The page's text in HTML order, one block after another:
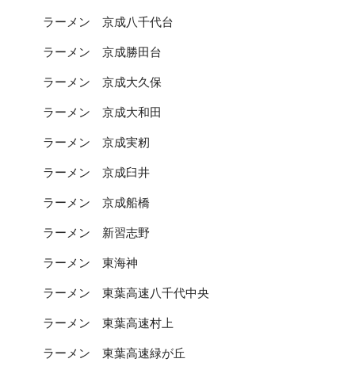
ラーメン 京成八千代台
ラーメン 京成勝田台
ラーメン 京成大久保
ラーメン 京成大和田
ラーメン 京成実籾
ラーメン 京成臼井
ラーメン 京成船橋
ラーメン 新習志野
ラーメン 東海神
ラーメン 東葉高速八千代中央
ラーメン 東葉高速村上
ラーメン 東葉高速緑が丘